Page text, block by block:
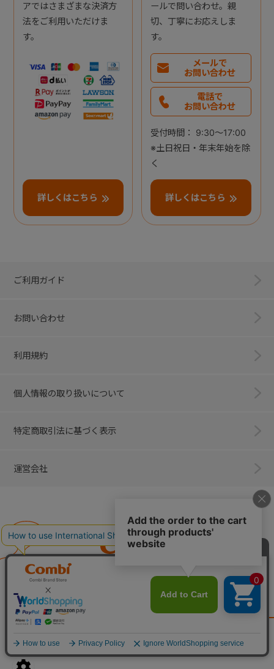
アではさまざまな決済方
法をご利用いただけま
す。
詳しくはこちら
ールで問い合わせ。親
切、丁寧にお応えしま
す。
メールで
お問い合わせ
電話で
お問い合わせ
受付時間： 9:30～17:00
※土日祝日・年末年始を除
く
詳しくはこちら
ご利用ガイド
お問い合わせ
利用規約
個人情報の取り扱いについて
特定商取引法に基づく表示
運営会社
子育てに、イノベーションを。
ベビー用品のコンビ株式会社
All Right Reserved. Copyright © Combi Corporation.